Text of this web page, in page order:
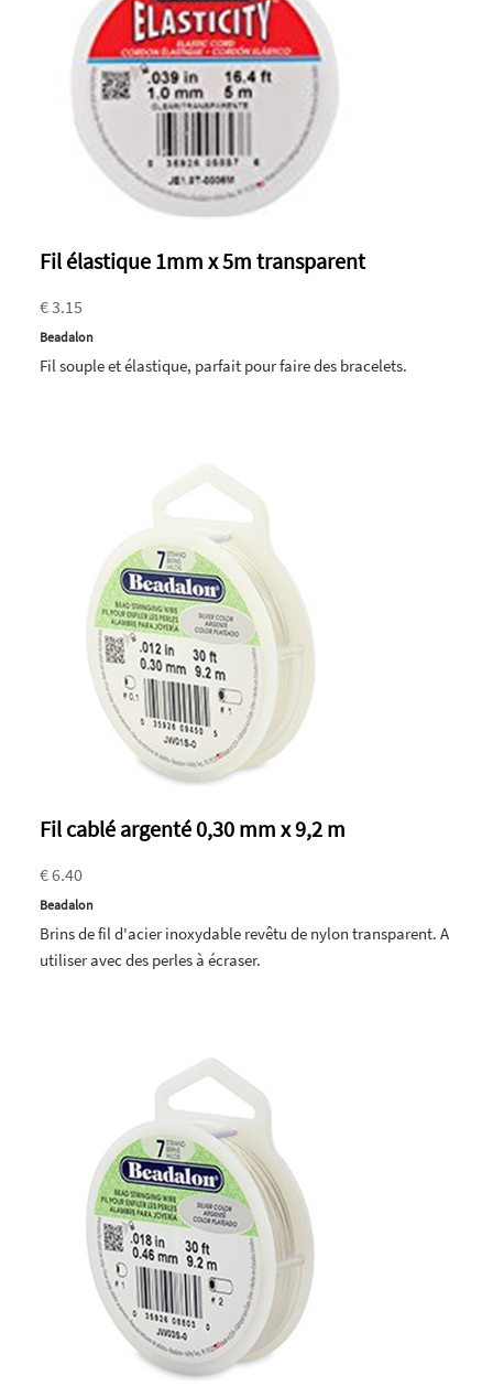
Fil élastique 1mm x 5m transparent
€ 3.15
Beadalon
Fil souple et élastique, parfait pour faire des bracelets.
Fil cablé argenté 0,30 mm x 9,2 m
€ 6.40
Beadalon
Brins de fil d'acier inoxydable revêtu de nylon transparent. A
utiliser avec des perles à écraser.